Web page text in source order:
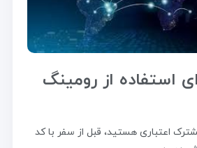
استفاده از رومینگ
اعتباری هستید، قبل از سفر با کد